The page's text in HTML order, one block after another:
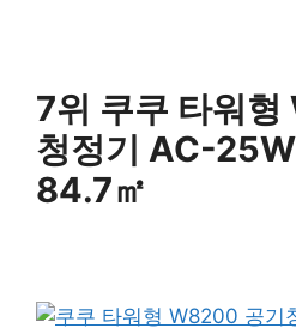
7위 쿠쿠 타워
청정기 AC-
84.7㎡